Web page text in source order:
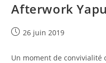
Afterwork
Publication
26 juin 2019
Un moment de